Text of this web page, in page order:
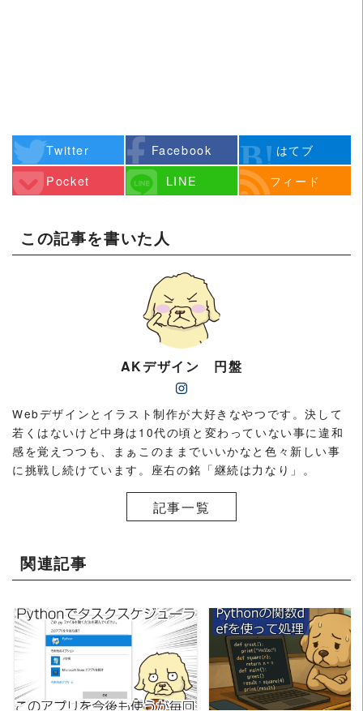
Twitter Facebook
はてブ
Pocket
LINE フィード
この記事を書いた人
AKデザイン 円盤
Webデザインとイラスト制作が大好きなやつです。決して
若くはないけど中身は10代の頃と変わっていない事に違和
感を覚えつつも、まぁこのままでいいかなと色々新しい事
に挑戦し続けています。座右の銘「継続は力なり」。
記事一覧
関連記事
READ MORE READ MORE